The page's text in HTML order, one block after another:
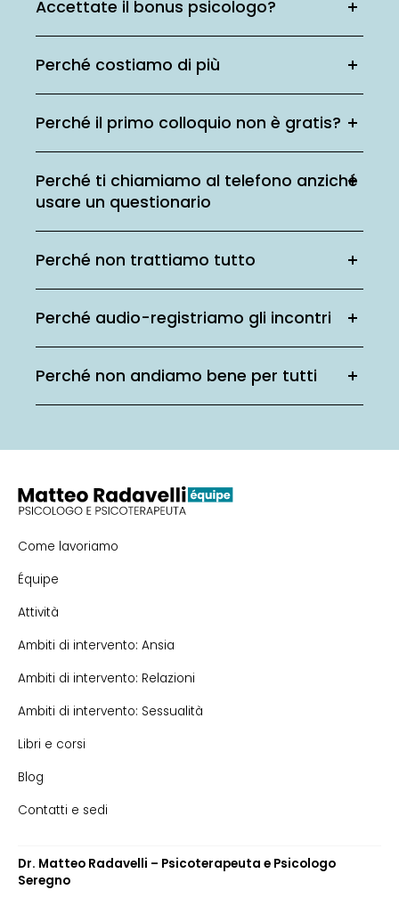
Accettate il bonus psicologo?
Perché costiamo di più
Perché il primo colloquio non è gratis?
Perché ti chiamiamo al telefono anziché
usare un questionario
Perché non trattiamo tutto
Perché audio-registriamo gli incontri
Perché non andiamo bene per tutti
Come lavoriamo
Équipe
Attività
Ambiti di intervento: Ansia
Ambiti di intervento: Relazioni
Ambiti di intervento: Sessualità
Libri e corsi
Blog
Contatti e sedi
Dr. Matteo Radavelli – Psicoterapeuta e Psicologo
Seregno